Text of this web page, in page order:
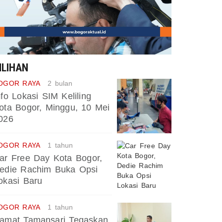
RAYA 2 bulan
Lokasi SIM Keliling
Bogor, Minggu, 10 Mei
RAYA 1 tahun
Free Day Kota Bogor,
Rachim Buka Opsi
Baru
RAYA 1 tahun